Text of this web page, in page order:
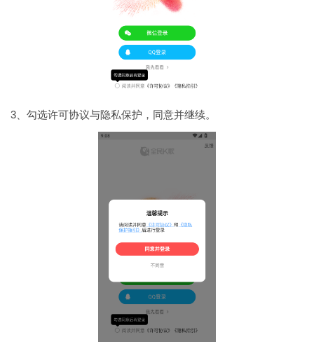
3、勾选许可协议与隐私保护，同意并继续。